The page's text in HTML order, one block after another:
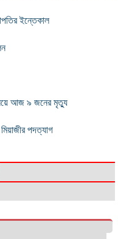
ইন্তেকাল
আজ ৯ জনের মৃত্যু
পদত্যাগ